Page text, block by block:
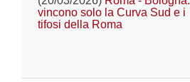
vincono solo la Curva Sud e i
tifosi della Roma